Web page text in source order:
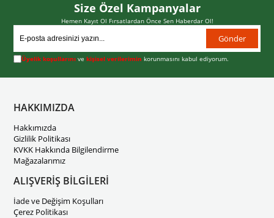
Size Özel Kampanyalar
Hemen Kayıt Ol Fırsatlardan Önce Sen Haberdar Ol!
Gönder
Üyelik koşullarını vekişisel verilerimin korunmasını kabul ediyorum.
HAKKIMIZDA
Hakkımızda
Gizlilik Politikası
KVKK Hakkında Bilgilendirme
Mağazalarımız
ALIŞVERİŞ BİLGİLERİ
İade ve Değişim Koşulları
Çerez Politikası